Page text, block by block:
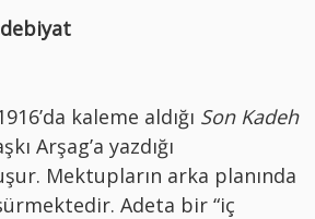
kaleme aldığı Son Kadeh
Arşag’a yazdığı
Mektupların arka planında
Adeta bir “iç